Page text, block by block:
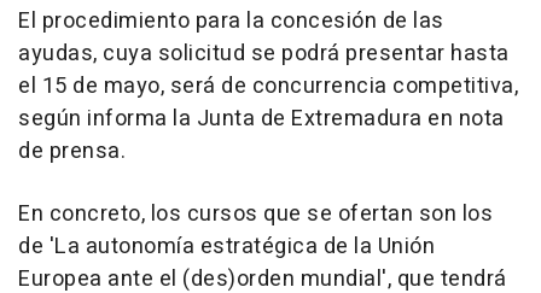
El procedimiento para la concesión de las
ayudas, cuya solicitud se podrá presentar hasta
el 15 de mayo, será de concurrencia competitiva,
según informa la Junta de Extremadura en nota
de prensa.
En concreto, los cursos que se ofertan son los
de 'La autonomía estratégica de la Unión
Europea ante el (des)orden mundial', que tendrá